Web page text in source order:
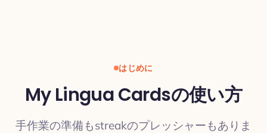
はじめに
My Lingua Cardsの使い方
手作業の準備もstreakのプレッシャーもありま